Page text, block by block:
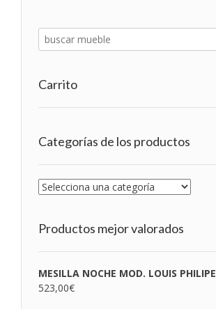
Carrito
Categorías de los productos
Productos mejor valorados
MESILLA NOCHE MOD. LOUIS PHILIPE
523,00€